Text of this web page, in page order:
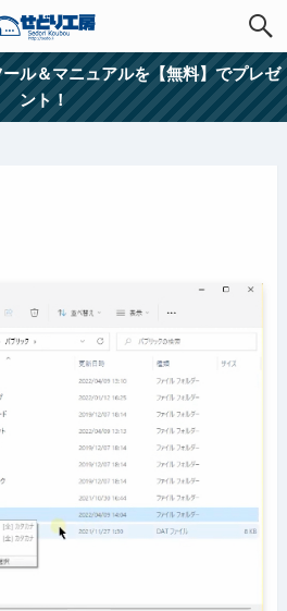
ル＆マニュアルを【無料】でプレゼ
ント！